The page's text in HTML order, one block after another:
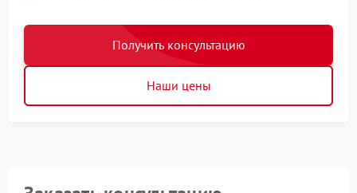
Получить консультацию
Наши цены